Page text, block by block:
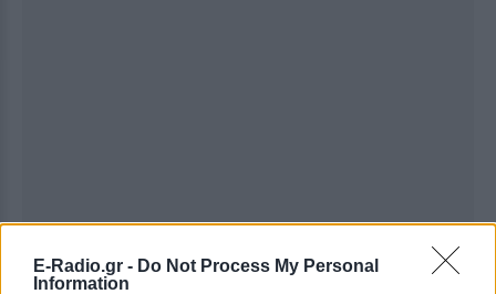
E-Radio.gr - Do Not Process My Personal
Information